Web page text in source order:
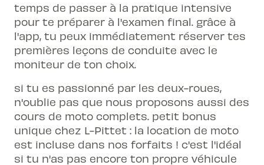
temps de passer à la pratique intensive
pour te préparer à l'examen final. grâce à
l'app, tu peux immédiatement réserver tes
premières leçons de conduite avec le
moniteur de ton choix.
si tu es passionné par les deux-roues,
n'oublie pas que nous proposons aussi des
cours de moto complets. petit bonus
unique chez L-Pittet : la location de moto
est incluse dans nos forfaits ! c'est l'idéal
si tu n'as pas encore ton propre véhicule